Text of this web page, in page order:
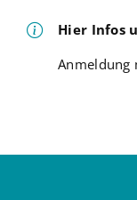
Hier Infos
Anmeldung